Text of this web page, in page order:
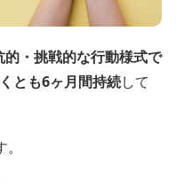
的・挑戦的な行動様式で
とも6ヶ月間持続して